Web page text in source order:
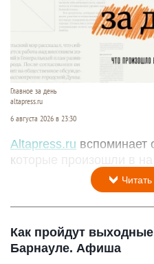
Главное за день
altapress.ru
6 августа 2026 в 23:30
Altapress.ru вспоминает
которые произошли в на
Как пройдут выходные
Барнауле. Афиша